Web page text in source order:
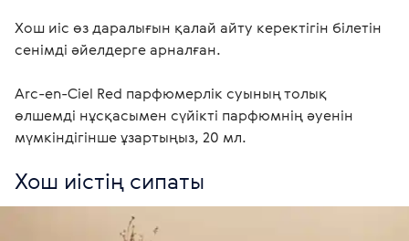
Хош иіс өз даралығын қалай айту керектігін білетін
сенімді әйелдерге арналған.
Arc-en-Ciel Red парфюмерлік суының толық
өлшемді нұсқасымен сүйікті парфюмнің әуенін
мүмкіндігінше ұзартыңыз, 20 мл.
Хош иістің сипаты